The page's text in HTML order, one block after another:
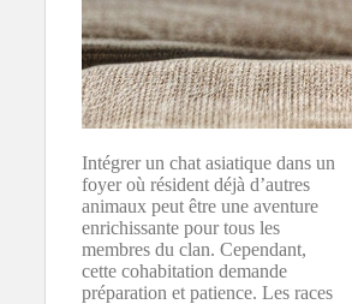
Intégrer un chat asiatique dans un
foyer où résident déjà d’autres
animaux peut être une aventure
enrichissante pour tous les
membres du clan. Cependant,
cette cohabitation demande
préparation et patience. Les races